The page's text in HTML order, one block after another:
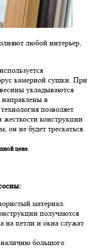
любой интерьер,
камерной сушки. При
укладываются
в
позволяет
конструкции
он не будет трескаться.
цене.
материал.
получаются
на петли и окна служат
наличию большого